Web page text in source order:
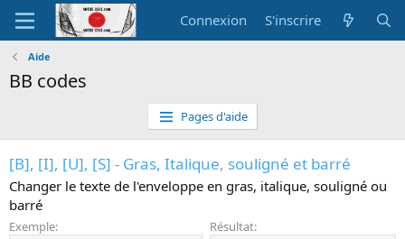
Connexion S'inscrire
Aide
BB codes
Pages d'aide
[B], [I], [U], [S] - Gras, Italique, souligné et barré
Changer le texte de l'enveloppe en gras, italique, souligné ou
barré
Exemple: Résultat: